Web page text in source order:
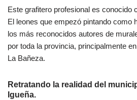
Este grafitero profesional es conocido
El leones que empezó pintando como
los más reconocidos autores de
por toda la provincia, principalmente
La Bañeza.
Retratando la realidad del
Igueña.